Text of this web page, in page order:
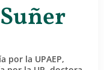
por la UPAEP,